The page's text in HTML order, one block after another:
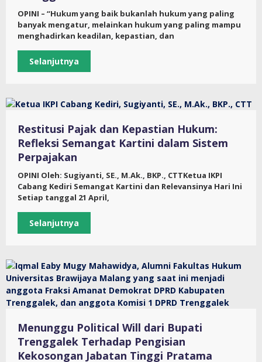
OPINI – “Hukum yang baik bukanlah hukum yang paling
banyak mengatur, melainkan hukum yang paling mampu
menghadirkan keadilan, kepastian, dan
Selanjutnya
Restitusi Pajak dan Kepastian Hukum:
Refleksi Semangat Kartini dalam Sistem
Perpajakan
OPINI Oleh: Sugiyanti, SE., M.Ak., BKP., CTTKetua IKPI
Cabang Kediri Semangat Kartini dan Relevansinya Hari Ini
Setiap tanggal 21 April,
Selanjutnya
Menunggu Political Will dari Bupati
Trenggalek Terhadap Pengisian
Kekosongan Jabatan Tinggi Pratama